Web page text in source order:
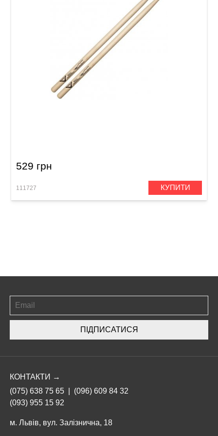
529 грн
111727 КУПИТИ
ПІДПИСАТИСЯ
КОНТАКТИ →
(075) 638 75 65
(096) 609 84 32
(093) 955 15 92
м. Львів, вул. Залізнична, 18